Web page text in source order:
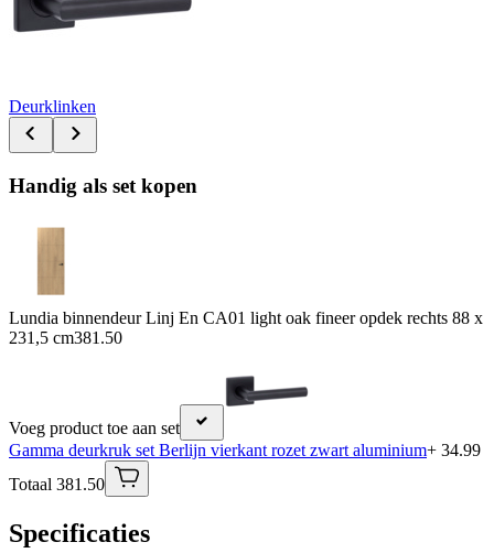
Deurklinken
Handig als set kopen
Lundia binnendeur Linj En CA01 light oak fineer opdek rechts 88 x
231,5 cm381.50
Voeg product toe aan set
Gamma deurkruk set Berlijn vierkant rozet zwart aluminium+ 34.99
Totaal 381.50
Specificaties